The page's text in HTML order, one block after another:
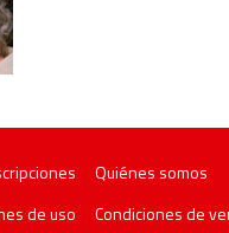
Quiénes somos
de uso
Condiciones de